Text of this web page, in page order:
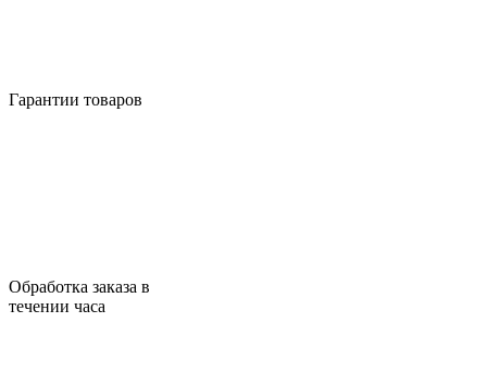
Гарантии товаров
Обработка заказа в
течении часа